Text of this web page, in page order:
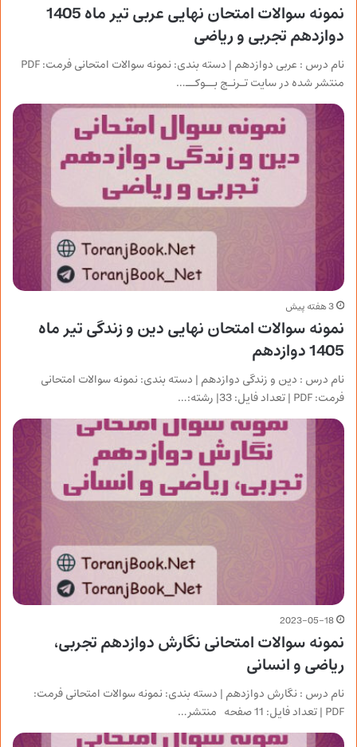
نمونه سوالات امتحان نهایی عربی تیر ماه 1405
دوازدهم تجربی و ریاضی
منتشر شده در سایت تـرنـج بــوکــ…
3 هفته پیش
نمونه سوالات امتحان نهایی دین و زندگی تیر ماه
1405 دوازدهم
نام درس : دین و زندگی دوازدهم | دسته بندی: نمونه سوالات امتحانی
فرمت: PDF | تعداد فایل: 33| رشته:…
2023-05-18
نمونه سوالات امتحانی نگارش دوازدهم تجربی،
ریاضی و انسانی
نام درس : نگارش دوازدهم | دسته بندی: نمونه سوالات امتحانی فرمت:
PDF | تعداد فایل: 11 صفحه منتشر…